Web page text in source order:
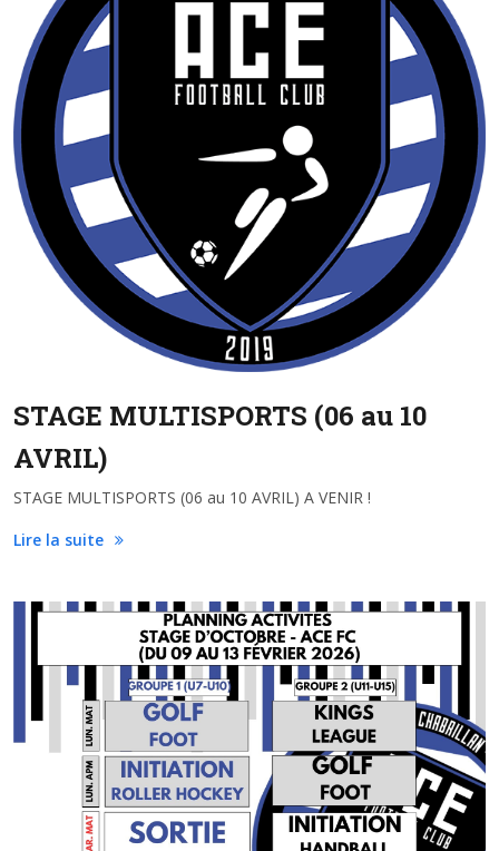
STAGE MULTISPORTS (06 au 10
AVRIL)
STAGE MULTISPORTS (06 au 10 AVRIL) A VENIR !
Lire la suite